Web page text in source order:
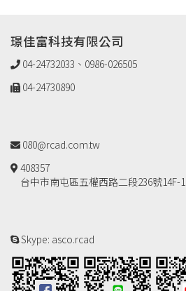
璟佳富科技有限公司
04-24732033、0986-026505
04-24730890
080@rcad.com.tw
408357
台中市南屯區五權西路二段236號14F-1
Skype: asco.rcad